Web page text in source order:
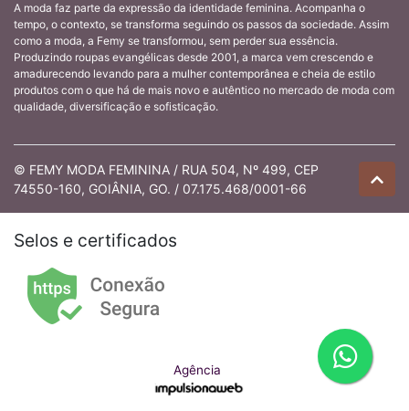
A moda faz parte da expressão da identidade feminina. Acompanha o
tempo, o contexto, se transforma seguindo os passos da sociedade. Assim
como a moda, a Femy se transformou, sem perder sua essência.
Produzindo roupas evangélicas desde 2001, a marca vem crescendo e
amadurecendo levando para a mulher contemporânea e cheia de estilo
produtos com o que há de mais novo e autêntico no mercado de moda com
qualidade, diversificação e sofisticação.
© FEMY MODA FEMININA / RUA 504, Nº 499, CEP
74550-160, GOIÂNIA, GO. / 07.175.468/0001-66
Selos e certificados
Agência